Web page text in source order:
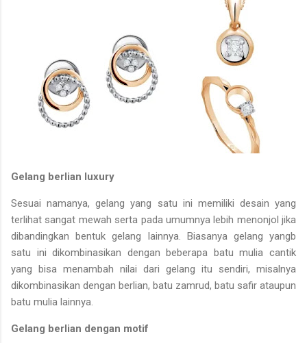
Gelang berlian luxury
Sesuai namanya, gelang yang satu ini memiliki desain yang
terlihat sangat mewah serta pada umumnya lebih menonjol jika
dibandingkan bentuk gelang lainnya. Biasanya gelang yangb
satu ini dikombinasikan dengan beberapa batu mulia cantik
yang bisa menambah nilai dari gelang itu sendiri, misalnya
dikombinasikan dengan berlian, batu zamrud, batu safir ataupun
batu mulia lainnya.
Gelang berlian dengan motif